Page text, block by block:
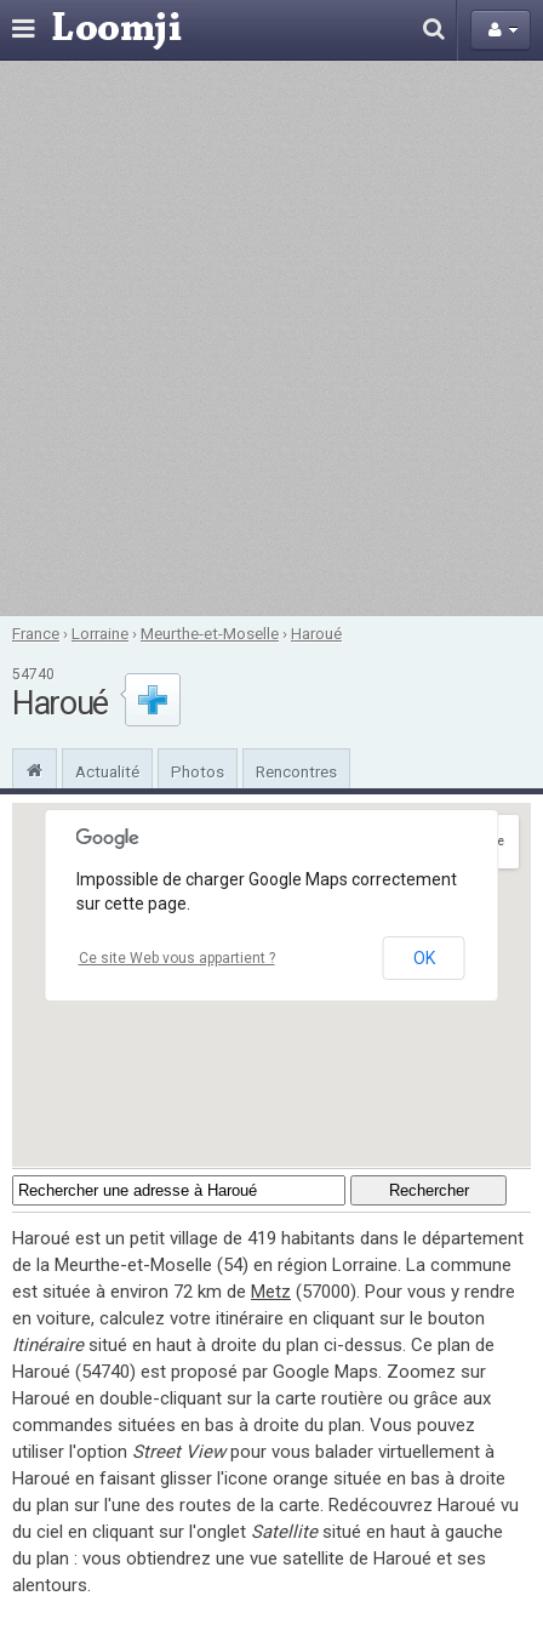
France ›Lorraine ›Meurthe-et-Moselle ›Haroué
54740
Haroué
Actualité Photos Rencontres
Impossible de charger Google Maps correctement
sur cette page.
Ce site Web vous appartient ? OK
Itinéraire
Haroué est un petit village de 419 habitants dans le département
de la Meurthe-et-Moselle (54) en région Lorraine. La commune
est située à environ 72 km de Metz (57000). Pour vous y rendre
en voiture, calculez votre itinéraire en cliquant sur le bouton
Itinérairesitué en haut à droite du plan ci-dessus. Ce plan de
Haroué (54740) est proposé par Google Maps. Zoomez sur
Haroué en double-cliquant sur la carte routière ou grâce aux
commandes situées en bas à droite du plan. Vous pouvez
utiliser l'option Street Viewpour vous balader virtuellement à
Haroué en faisant glisser l'icone orange située en bas à droite
du plan sur l'une des routes de la carte. Redécouvrez Haroué vu
du ciel en cliquant sur l'onglet Satellitesitué en haut à gauche
du plan : vous obtiendrez une vue satellite de Haroué et ses
alentours.